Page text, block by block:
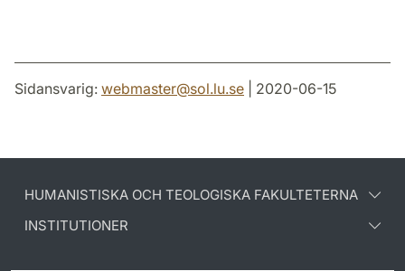
Sidansvarig: webmaster@sol.lu.se | 2020-06-15
HUMANISTISKA OCH TEOLOGISKA FAKULTETERNA
INSTITUTIONER